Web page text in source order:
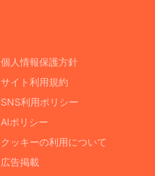
個人情報保護方針
サイト利用規約
SNS利用ポリシー
AIポリシー
クッキーの利用について
広告掲載